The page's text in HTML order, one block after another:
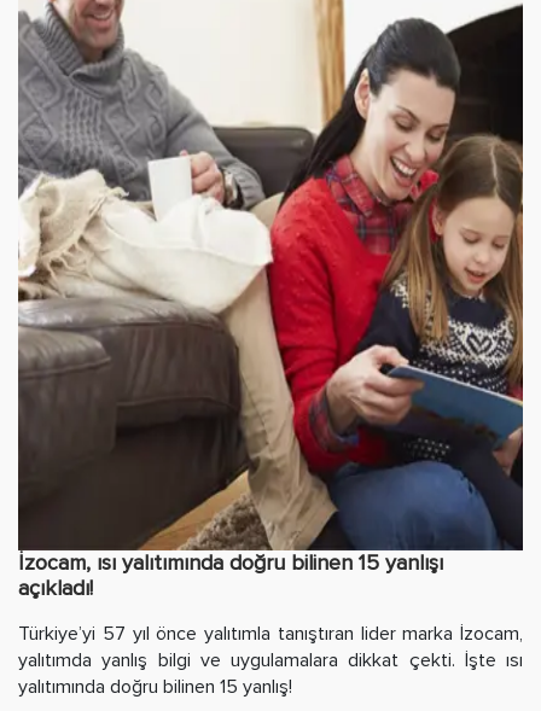
İzocam, ısı yalıtımında doğru bilinen 15 yanlışı
açıkladı!
Türkiye’yi 57 yıl önce yalıtımla tanıştıran lider marka İzocam,
yalıtımda yanlış bilgi ve uygulamalara dikkat çekti. İşte ısı
yalıtımında doğru bilinen 15 yanlış!